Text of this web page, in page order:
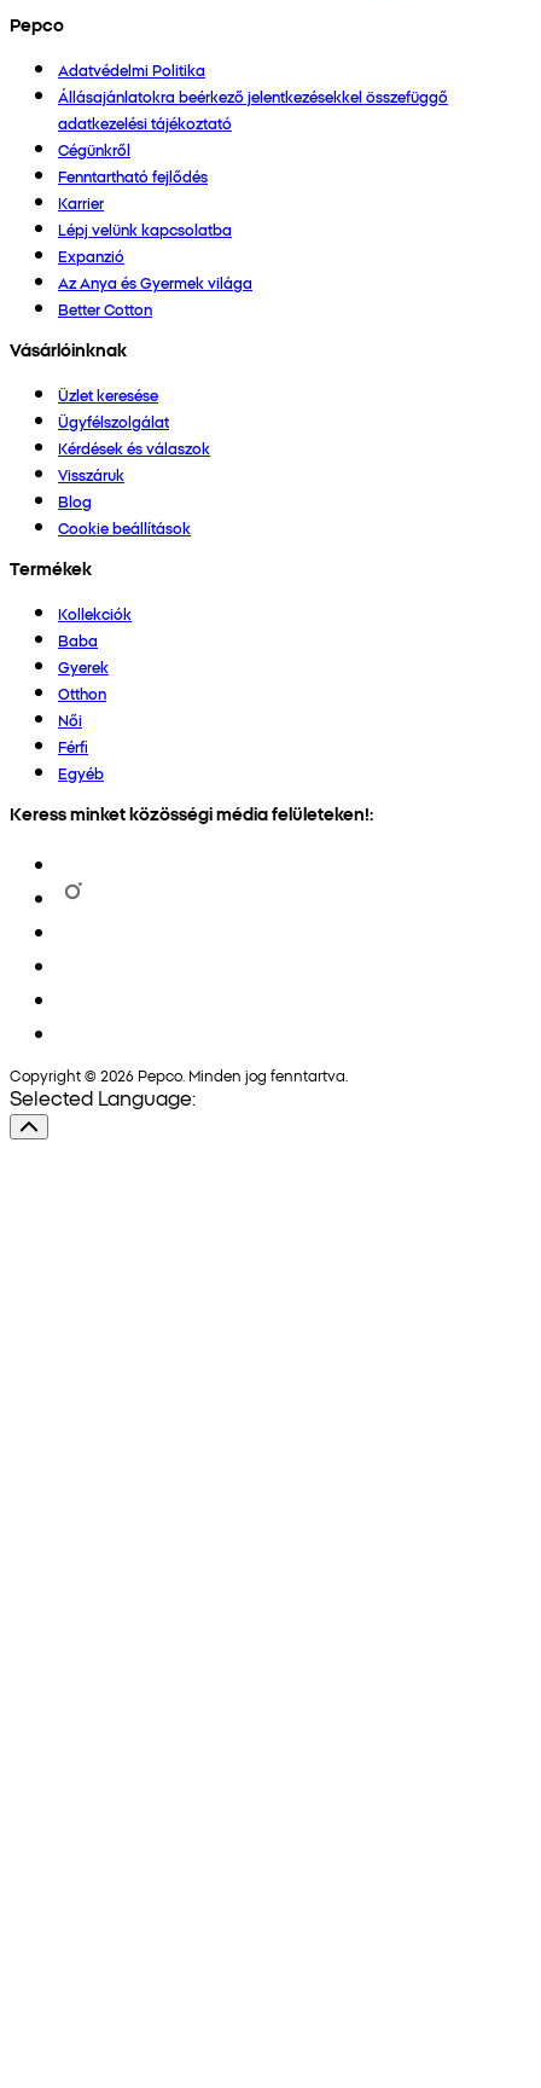
Pepco
Adatvédelmi Politika
Állásajánlatokra beérkező jelentkezésekkel összefüggő
adatkezelési tájékoztató
Cégünkről
Fenntartható fejlődés
Karrier
Lépj velünk kapcsolatba
Expanzió
Az Anya és Gyermek világa
Better Cotton
Vásárlóinknak
Üzlet keresése
Ügyfélszolgálat
Kérdések és válaszok
Visszáruk
Blog
Cookie beállítások
Termékek
Kollekciók
Baba
Gyerek
Otthon
Női
Férfi
Egyéb
Keress minket közösségi média felületeken!:
Copyright © 2026 Pepco. Minden jog fenntartva.
Selected Language: